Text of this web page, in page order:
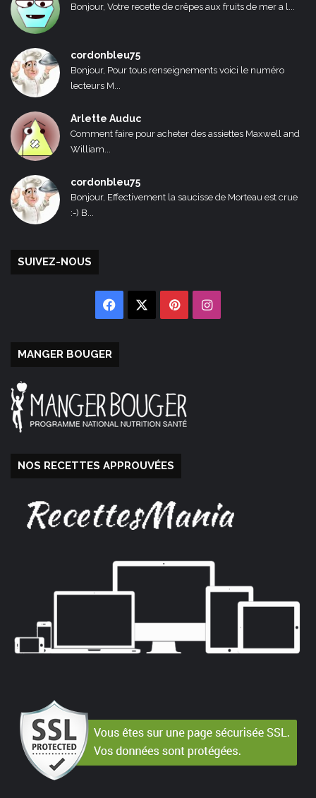
Bonjour, Votre recette de crêpes aux fruits de mer a l...
cordonbleu75
Bonjour, Pour tous renseignements voici le numéro
lecteurs M...
Arlette Auduc
Comment faire pour acheter des assiettes Maxwell and
William...
cordonbleu75
Bonjour, Effectivement la saucisse de Morteau est crue
:-) B...
SUIVEZ-NOUS
Facebook PinterestInstagram
MANGER BOUGER
NOS RECETTES APPROUVÉES